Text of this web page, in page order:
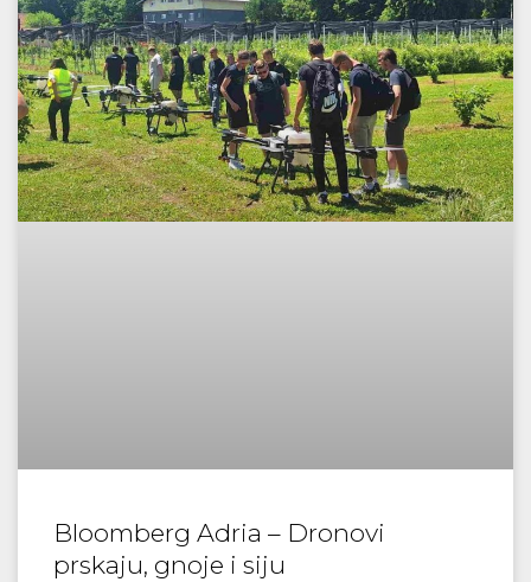
Bloomberg Adria – Dronovi
prskaju, gnoje i siju